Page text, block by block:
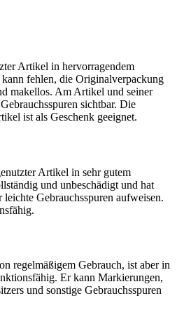
Artikel in hervorragendem
fehlen, die Originalverpackung
makellos. Am Artikel und seiner
sichtbar. Die
ist als Geschenk geeignet.
Artikel in sehr gutem
und unbeschädigt und hat
Gebrauchsspuren aufweisen.
regelmäßigem Gebrauch, ist aber in
Er kann Markierungen,
und sonstige Gebrauchsspuren